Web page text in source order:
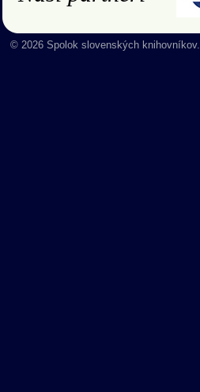
© 2026 Spolok slovenských knihovníkov.